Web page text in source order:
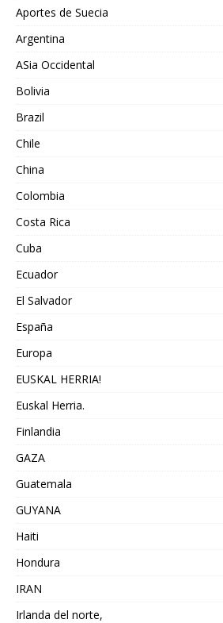
Aportes de Suecia
Argentina
ASia Occidental
Bolivia
Brazil
Chile
China
Colombia
Costa Rica
Cuba
Ecuador
El Salvador
España
Europa
EUSKAL HERRIA!
Euskal Herria.
Finlandia
GAZA
Guatemala
GUYANA
Haiti
Hondura
IRAN
Irlanda del norte,